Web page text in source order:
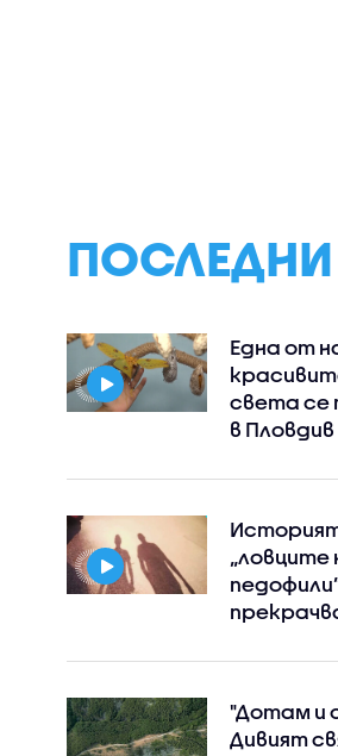
ПОСЛЕДНИ
Една от
света се
в Пловдив
„ловците
"Дотам и
Дивият